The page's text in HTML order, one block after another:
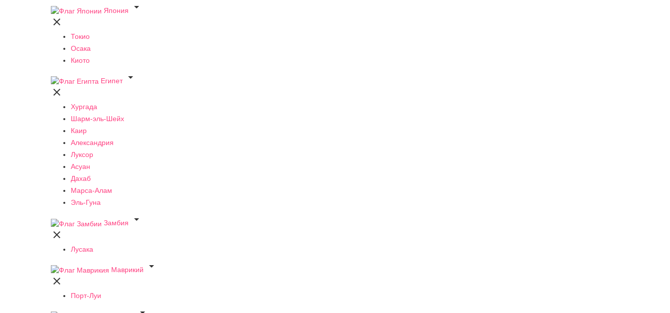
Япония


Токио
Осака
Киото
Египет


Хургада
Шарм-эль-Шейх
Каир
Александрия
Луксор
Асуан
Дахаб
Марса-Алам
Эль-Гуна
Замбия


Лусака
Маврикий


Порт-Луи